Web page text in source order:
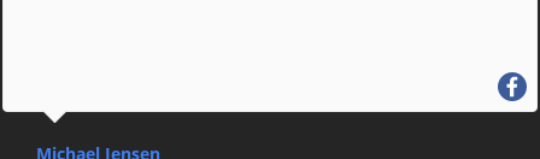
Michael Jensen